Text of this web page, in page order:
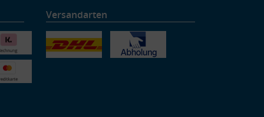
Versandarten